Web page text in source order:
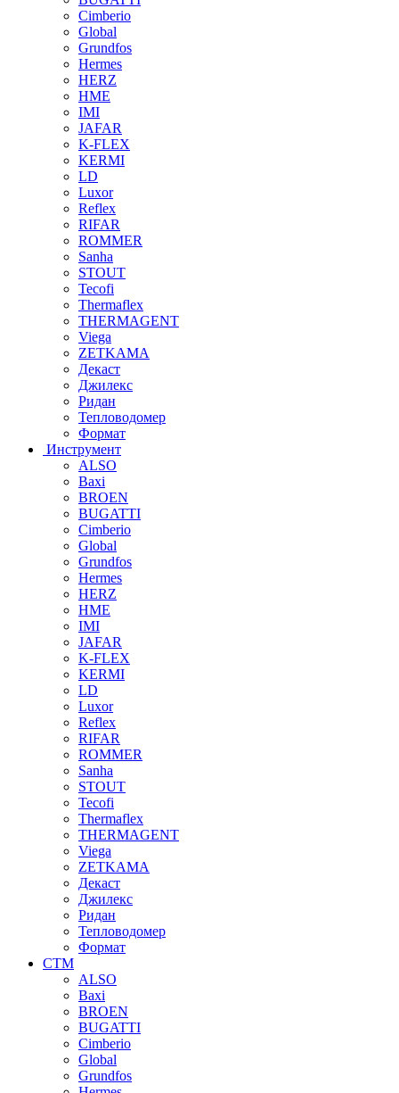
Cimberio
Global
Grundfos
Hermes
HERZ
HME
IMI
JAFAR
K-FLEX
KERMI
LD
Luxor
Reflex
RIFAR
ROMMER
Sanha
STOUT
Tecofi
Thermaflex
THERMAGENT
Viega
ZETKAMA
Декаст
Джилекс
Ридан
Тепловодомер
Формат
Инструмент
ALSO
Baxi
BROEN
BUGATTI
Cimberio
Global
Grundfos
Hermes
HERZ
HME
IMI
JAFAR
K-FLEX
KERMI
LD
Luxor
Reflex
RIFAR
ROMMER
Sanha
STOUT
Tecofi
Thermaflex
THERMAGENT
Viega
ZETKAMA
Декаст
Джилекс
Ридан
Тепловодомер
Формат
СТМ
ALSO
Baxi
BROEN
BUGATTI
Cimberio
Global
Grundfos